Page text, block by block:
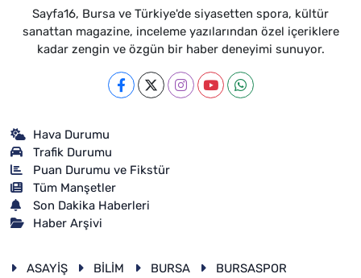
Sayfa16, Bursa ve Türkiye'de siyasetten spora, kültür
sanattan magazine, inceleme yazılarından özel içeriklere
kadar zengin ve özgün bir haber deneyimi sunuyor.
Hava Durumu
Trafik Durumu
Puan Durumu ve Fikstür
Tüm Manşetler
Son Dakika Haberleri
Haber Arşivi
ASAYİŞ BİLİM BURSA
BURSASPOR